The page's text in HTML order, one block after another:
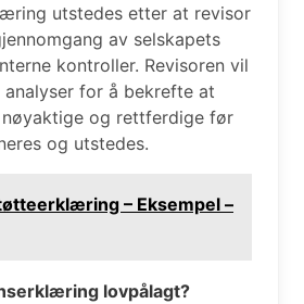
utstedes etter at revisor
av selskapets
kontroller. Revisoren vil
for å bekrefte at
nøyaktige og rettferdige før
og utstedes.
– Eksempel –
lovpålagt?